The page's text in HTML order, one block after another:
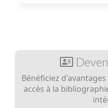
Bénéficiez
accès à la